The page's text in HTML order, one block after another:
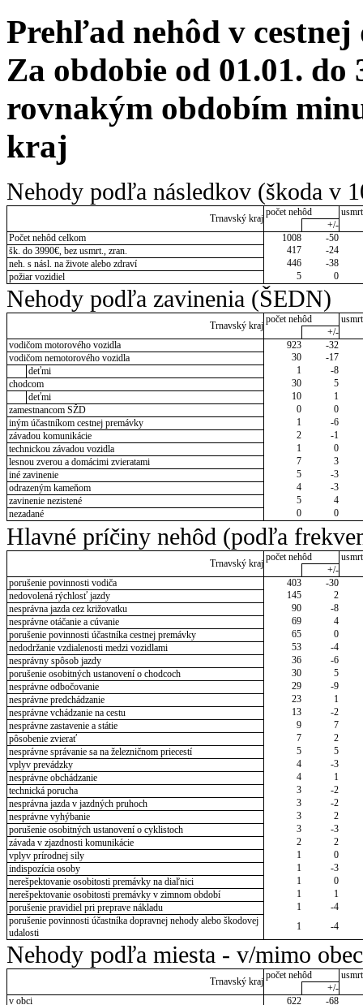
Prehľad nehôd v cestnej
Za obdobie od 01.01. do
rovnakým obdobím
kraj
Nehody podľa následkov (škoda v
Trnavský kraj
počet nehôd
+/-
Počet nehôd celkom
1008
-50
šk. do 3990€, bez usmrt., zran.
417
-24
neh. s násl. na živote alebo zdraví
446
-38
požiar vozidiel
5 0
Nehody podľa zavinenia (ŠEDN)
Trnavský kraj
počet nehôd
+/-
vodičom motorového vozidla
923
-32
vodičom nemotorového vozidla
30
-17
deťmi
1
-8
chodcom
30
5
deťmi
10
1
zamestnancom SŽD
0
0
iným účastníkom cestnej premávky
1
-6
závadou komunikácie
2
-1
technickou závadou vozidla
1
0
lesnou zverou a domácimi zvieratami
7
3
iné zavinenie
5
-3
odrazeným kameňom
4
-3
zavinenie nezistené
5
4
nezadané
0 0
Hlavné príčiny nehôd (podľa
Trnavský kraj
počet nehôd
+/-
porušenie povinnosti vodiča
403
-30
nedovolená rýchlosť jazdy
145
2
nesprávna jazda cez križovatku
90
-8
nesprávne otáčanie a cúvanie
69
4
porušenie povinnosti účastníka cestnej premávky
65
0
nedodržanie vzdialenosti medzi vozidlami
53
-4
nesprávny spôsob jazdy
36
-6
porušenie osobitných ustanovení o chodcoch
30
5
nesprávne odbočovanie
29
-9
nesprávne predchádzanie
23
1
nesprávne vchádzanie na cestu
13
-2
nesprávne zastavenie a státie
9
7
pôsobenie zvierať
7
2
nesprávne správanie sa na železničnom priecestí
5
5
vplyv prevádzky
4
-3
nesprávne obchádzanie
4
1
technická porucha
3
-2
nesprávna jazda v jazdných pruhoch
3
-2
nesprávne vyhýbanie
3
2
porušenie osobitných ustanovení o cyklistoch
3
-3
závada v zjazdnosti komunikácie
2
2
vplyv prírodnej sily
1
0
indispozícia osoby
1
-3
nerešpektovanie osobitosti premávky na diaľnici
1
0
nerešpektovanie osobitosti premávky v zimnom období
1
1
porušenie pravidiel pri preprave nákladu
1
-4
porušenie povinnosti účastníka dopravnej nehody alebo škodovej
udalosti
1 -4
Nehody podľa miesta - v/mimo obec
Trnavský kraj
počet nehôd
+/-
v obci
622
-68